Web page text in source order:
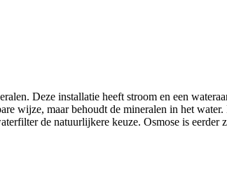
Deze installatie heeft stroom en een
wijze, maar behoudt de mineralen in het
de natuurlijkere keuze. Osmose is eerder